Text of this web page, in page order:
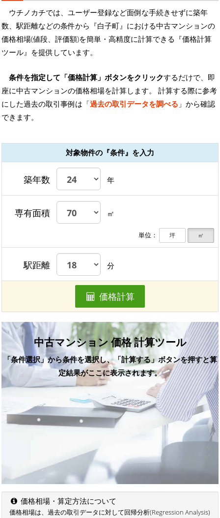
ウチノカチでは、ユーザー登録など面倒な手続きせずに築年
数、駅距離などの条件から『白子町』における中古マンションの
価格相場(値段、評価額)を簡単・高精度に計算できる『価格計算
ツール』を提供しています。
条件を指定して「価格計算」ボタンをクリックするだけで、即
座に中古マンションの価格相場を計算します。 計算する際に参考
にした過去の取引事例は「過去の取引データを調べる 」から確認
できます。
対象物件の『条件』を入力
築年数 年
専有面積 ㎡
単位： 坪 ㎡
駅距離 分
価格計算
中古マンション 価格 計算ツール
「条件選択」から条件を選択し、「計算する」ボタンを押すと算
定結果がここに表示されます。
価格相場・算定方法について
価格相場は、過去の取引データに対して回帰分析(Regression Analysis)